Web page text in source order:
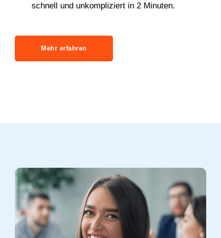
schnell und unkompliziert in 2 Minuten.
Mehr erfahren